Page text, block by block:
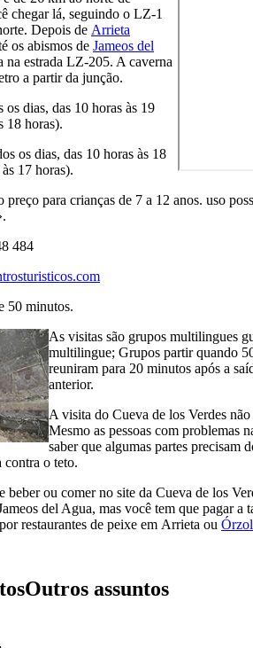
chegar lá, seguindo o LZ-1
Depois de Arrieta
os abismos de Jameos del
na estrada LZ-205. A caverna
a partir da junção.
dias, das 10 horas às 19
18 horas).
os dias, das 10 horas às 18
17 horas).
preço para crianças de 7 a 12 anos. uso
484
50 minutos.
As visitas são grupos multilingues
multilingue; Grupos partir quando
reuniram para 20 minutos após a
anterior.
A visita do Cueva de los Verdes não
Mesmo as pessoas com problemas
saber que algumas partes precisam
contra o teto.
beber ou comer no site da Cueva de los
del Agua, mas você tem que pagar a
restaurantes de peixe em Arrieta ou
Outros assuntos